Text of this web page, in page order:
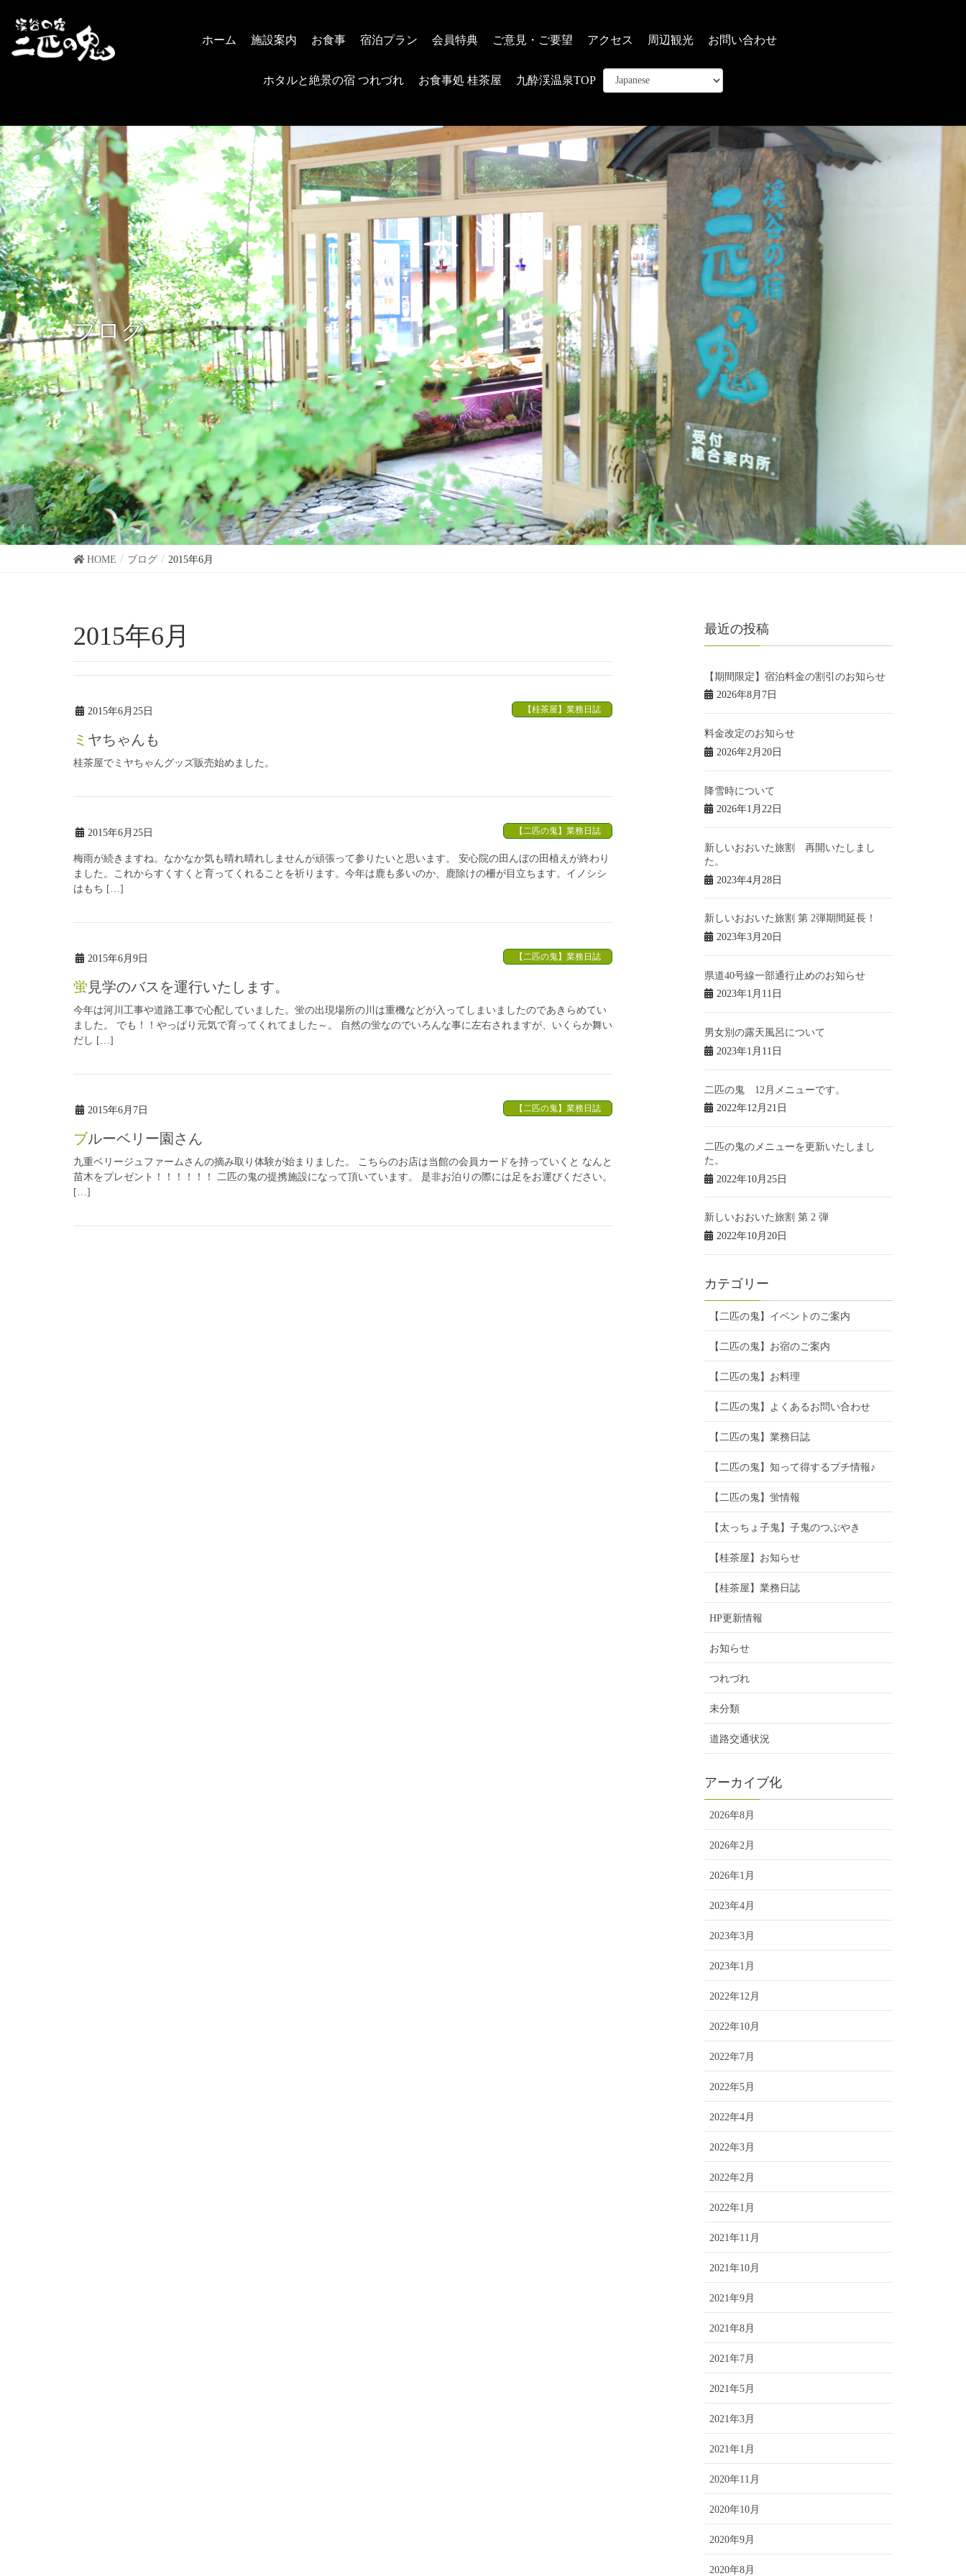
ホーム 施設案内 お食事 宿泊プラン 会員特典 ご意見・ご要望 アクセス 周辺観光 お問い合わせ
ホタルと絶景の宿 つれづれ お食事処 桂茶屋 九酔渓温泉TOP
ブログ
HOME ブログ 2015年6月
2015年6月
2015年6月25日 【桂茶屋】業務日誌
ミヤちゃんも
桂茶屋でミヤちゃんグッズ販売始めました。
2015年6月25日 【二匹の鬼】業務日誌
梅雨が続きますね。なかなか気も晴れ晴れしませんが頑張って参りたいと思います。 安心院の田んぼの田植えが終わり
ました。これからすくすくと育ってくれることを祈ります。今年は鹿も多いのか、鹿除けの柵が目立ちます。イノシシ
はもち […]
2015年6月9日 【二匹の鬼】業務日誌
蛍見学のバスを運行いたします。
今年は河川工事や道路工事で心配していました。蛍の出現場所の川は重機などが入ってしまいましたのであきらめてい
ました。 でも！！やっぱり元気で育ってくれてました～。 自然の蛍なのでいろんな事に左右されますが、いくらか舞い
だし […]
2015年6月7日 【二匹の鬼】業務日誌
ブルーベリー園さん
九重ベリージュファームさんの摘み取り体験が始まりました。 こちらのお店は当館の会員カードを持っていくと なんと
苗木をプレゼント！！！！！！ 二匹の鬼の提携施設になって頂いています。 是非お泊りの際には足をお運びください。
[…]
最近の投稿
【期間限定】宿泊料金の割引のお知らせ
2026年8月7日
料金改定のお知らせ
2026年2月20日
降雪時について
2026年1月22日
新しいおおいた旅割 再開いたしまし
た。
2023年4月28日
新しいおおいた旅割 第 2弾期間延長！
2023年3月20日
県道40号線一部通行止めのお知らせ
2023年1月11日
男女別の露天風呂について
2023年1月11日
二匹の鬼 12月メニューです。
2022年12月21日
二匹の鬼のメニューを更新いたしまし
た。
2022年10月25日
新しいおおいた旅割 第 2 弾
2022年10月20日
カテゴリー
【二匹の鬼】イベントのご案内
【二匹の鬼】お宿のご案内
【二匹の鬼】お料理
【二匹の鬼】よくあるお問い合わせ
【二匹の鬼】業務日誌
【二匹の鬼】知って得するプチ情報♪
【二匹の鬼】蛍情報
【太っちょ子鬼】子鬼のつぶやき
【桂茶屋】お知らせ
【桂茶屋】業務日誌
HP更新情報
お知らせ
つれづれ
未分類
道路交通状況
アーカイブ化
2026年8月
2026年2月
2026年1月
2023年4月
2023年3月
2023年1月
2022年12月
2022年10月
2022年7月
2022年5月
2022年4月
2022年3月
2022年2月
2022年1月
2021年11月
2021年10月
2021年9月
2021年8月
2021年7月
2021年5月
2021年3月
2021年1月
2020年11月
2020年10月
2020年9月
2020年8月